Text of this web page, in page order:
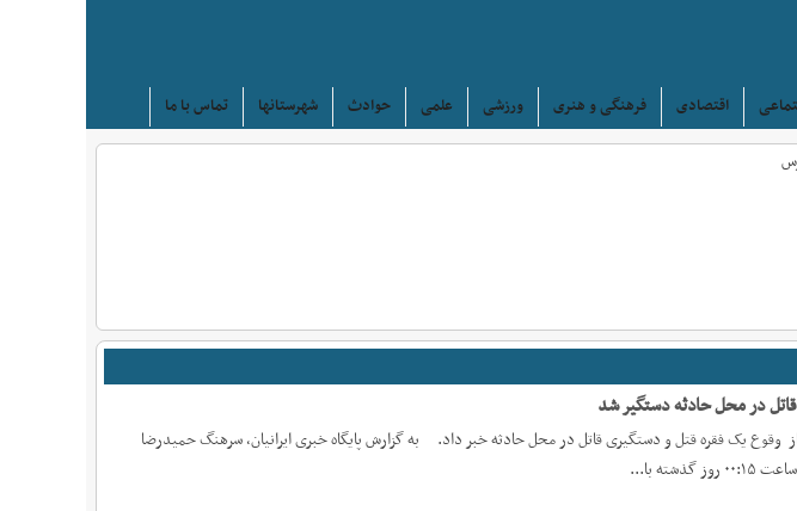
اقتصادی فرهنگی و هنری ورزشی علمی حوادث شهرستانها تماس با ما
در محل حادثه دستگیر شد
وقوع یک فقره قتل و دستگیری قاتل در محل حادثه خبر داد. به گزارش پایگاه خبری ایرانیان، سرهنگ حمیدرضا
با...